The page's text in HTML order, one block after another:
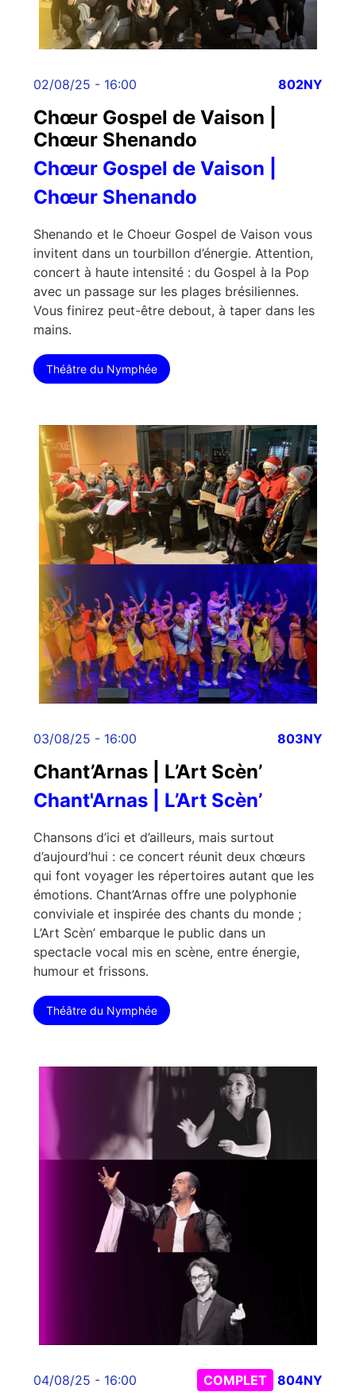
02/08/25 - 16:00 802NY
Chœur Gospel de Vaison |
Chœur Shenando
Chœur Gospel de Vaison |
Chœur Shenando
Shenando et le Choeur Gospel de Vaison vous
invitent dans un tourbillon d’énergie. Attention,
concert à haute intensité : du Gospel à la Pop
avec un passage sur les plages brésiliennes.
Vous finirez peut-être debout, à taper dans les
mains.
Théâtre du Nymphée
03/08/25 - 16:00 803NY
Chant’Arnas | L’Art Scèn’
Chant'Arnas | L’Art Scèn’
Chansons d’ici et d’ailleurs, mais surtout
d’aujourd’hui : ce concert réunit deux chœurs
qui font voyager les répertoires autant que les
émotions. Chant’Arnas offre une polyphonie
conviviale et inspirée des chants du monde ;
L’Art Scèn’ embarque le public dans un
spectacle vocal mis en scène, entre énergie,
humour et frissons.
Théâtre du Nymphée
04/08/25 - 16:00 COMPLET 804NY